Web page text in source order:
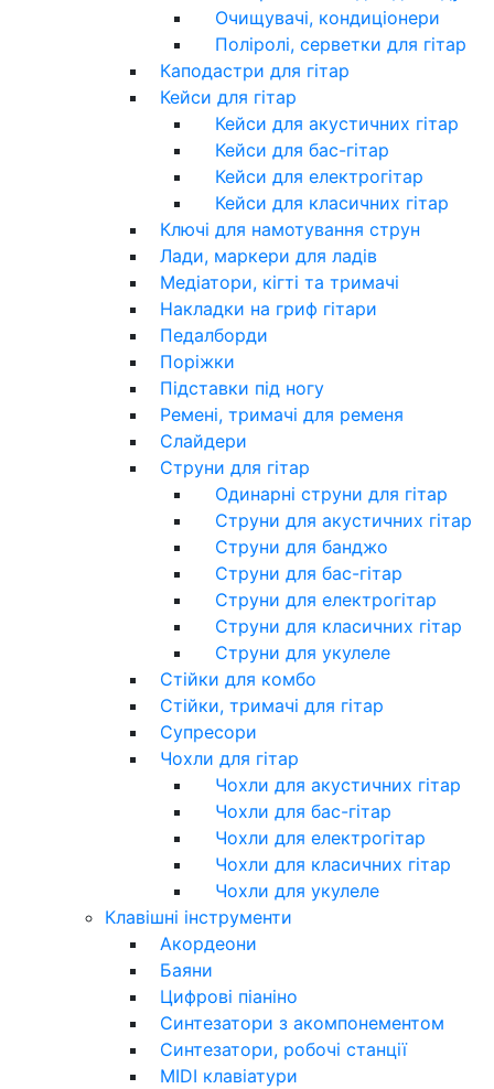
Очищувачі, кондиціонери
Поліролі, серветки для гітар
Каподастри для гітар
Кейси для гітар
Кейси для акустичних гітар
Кейси для бас-гітар
Кейси для електрогітар
Кейси для класичних гітар
Ключі для намотування струн
Лади, маркери для ладів
Медіатори, кігті та тримачі
Накладки на гриф гітари
Педалборди
Поріжки
Підставки під ногу
Ремені, тримачі для ременя
Слайдери
Струни для гітар
Одинарні струни для гітар
Струни для акустичних гітар
Струни для банджо
Струни для бас-гітар
Струни для електрогітар
Струни для класичних гітар
Струни для укулеле
Стійки для комбо
Стійки, тримачі для гітар
Супресори
Чохли для гітар
Чохли для акустичних гітар
Чохли для бас-гітар
Чохли для електрогітар
Чохли для класичних гітар
Чохли для укулеле
Клавішні інструменти
Акордеони
Баяни
Цифрові піаніно
Синтезатори з акомпонементом
Синтезатори, робочі станції
MIDI клавіатури